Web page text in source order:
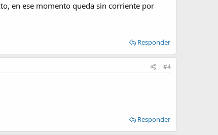
en ese momento queda sin corriente por
Responder
#4
Responder